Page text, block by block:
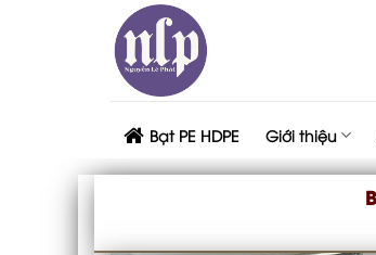
Bạt PE HDPE Giới thiệu